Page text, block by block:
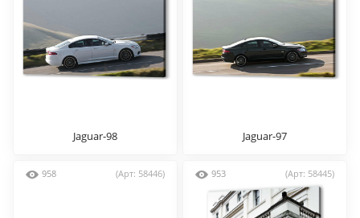
Jaguar-98 Jaguar-97
958 (Арт: 58446) 953 (Арт: 58445)